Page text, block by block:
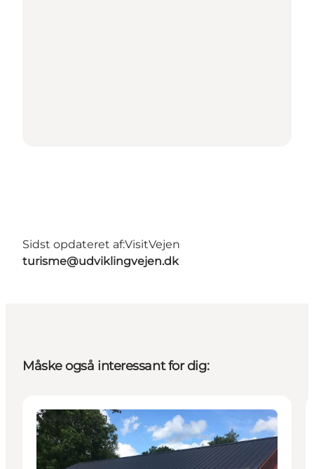
Sidst opdateret af:VisitVejen
turisme@udviklingvejen.dk
Måske også interessant for dig:
Overnatning